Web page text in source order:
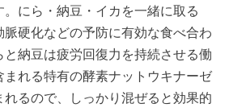
にら・納豆・イカを一緒に取る
脈硬化などの予防に有効な食べ合わ
納豆は疲労回復力を持続させる働
まれる特有の酵素ナットウキナーゼ
れるので、しっかり混ぜると効果的